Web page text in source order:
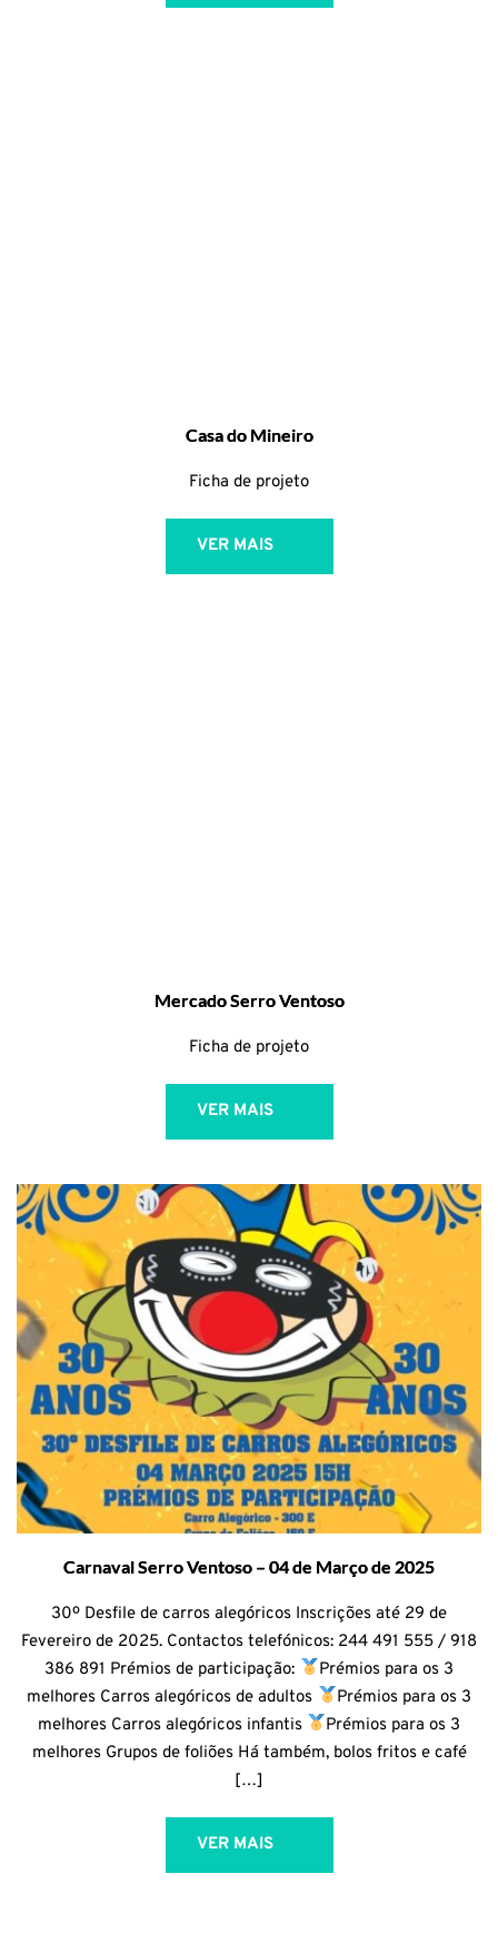
Casa do Mineiro
Ficha de projeto
VER MAIS
Mercado Serro Ventoso
Ficha de projeto
VER MAIS
Carnaval Serro Ventoso – 04 de Março de 2025
30º Desfile de carros alegóricos Inscrições até 29 de
Fevereiro de 2025. Contactos telefónicos: 244 491 555 / 918
386 891 Prémios de participação:
Prémios para os 3
melhores Carros alegóricos de adultos
Prémios para os 3
melhores Carros alegóricos infantis
Prémios para os 3
melhores Grupos de foliões Há também, bolos fritos e café
[…]
VER MAIS